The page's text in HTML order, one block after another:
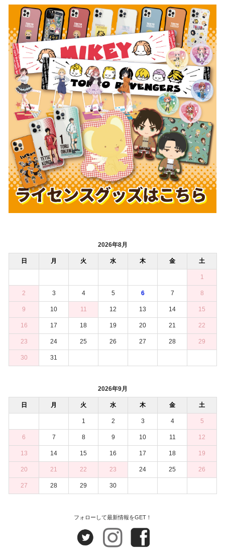
2026年8月
日 月 火 水 木 金 土
1
2 3 4 5 6 7 8
9 10 11 12 13 14 15
16 17 18 19 20 21 22
23 24 25 26 27 28 29
30 31
2026年9月
日 月 火 水 木 金 土
1 2 3 4 5
6 7 8 9 10 11 12
13 14 15 16 17 18 19
20 21 22 23 24 25 26
27 28 29 30
フォローして最新情報をGET！